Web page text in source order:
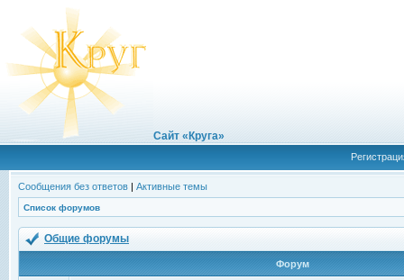
Сайт «Круга»
Сообщения без ответов | Активные темы
Список форумов
Общие форумы
Форум